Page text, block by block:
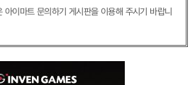
이마트 문의하기 게시판을 이용해 주시기 바랍니